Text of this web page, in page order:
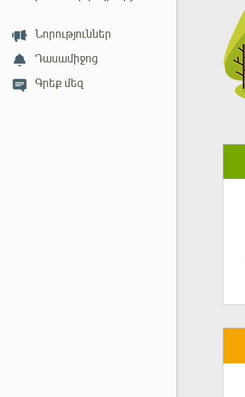
Նորություններ
Դասամիջոց
Գրեք մեզ